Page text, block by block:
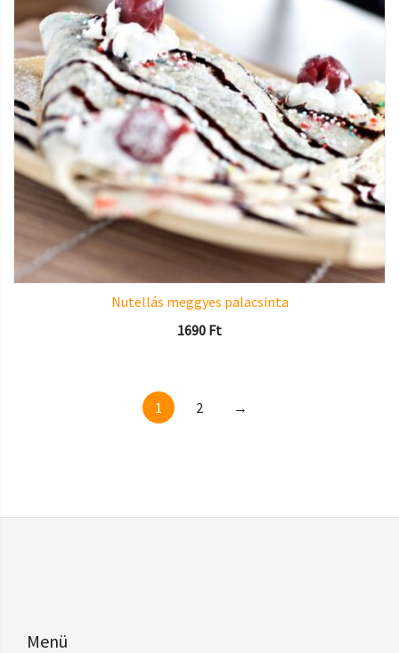
Nutellás meggyes palacsinta
1690 Ft
1 2 →
Menü